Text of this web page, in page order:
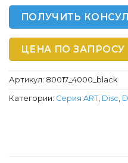
ПОЛУЧИТЬ
ЦЕНА ПО ЗАПРОСУ
Артикул: 80017_4000_black
Категории: Серия ART Disc